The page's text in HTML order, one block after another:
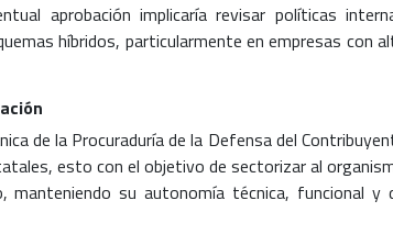
aprobación implicaría revisar políticas
híbridos, particularmente en empresas con
de la Procuraduría de la Defensa del
esto con el objetivo de sectorizar al
manteniendo su autonomía técnica, funcional y